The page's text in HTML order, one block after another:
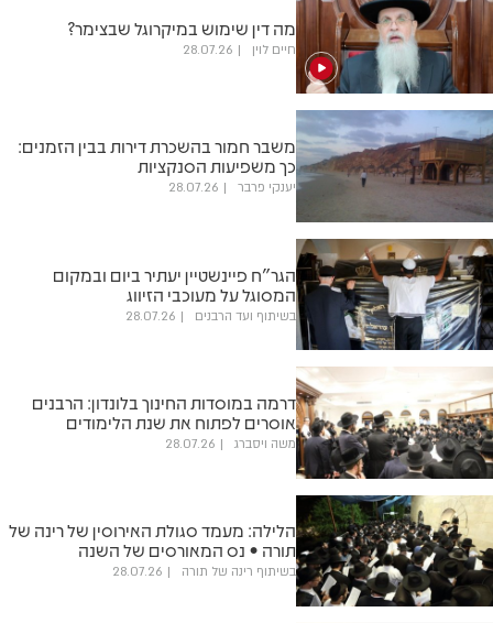
מה דין שימוש במיקרוגל שבצימר?
חיים לוין 28.07.26
משבר חמור בהשכרת דירות בבין הזמנים:
כך משפיעות הסנקציות
יענקי פרבר 28.07.26
הגר"ח פיינשטיין יעתיר ביום ובמקום
המסוגל על מעוכבי הזיווג
בשיתוף ועד הרבנים 28.07.26
דרמה במוסדות החינוך בלונדון: הרבנים
אוסרים לפתוח את שנת הלימודים
משה ויסברג 28.07.26
הלילה: מעמד סגולת האירוסין של רינה של
תורה • נס המאורסים של השנה
בשיתוף רינה של תורה 28.07.26